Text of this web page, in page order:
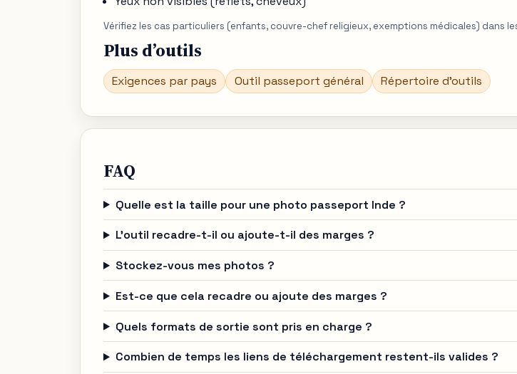
Vérifiez les cas particuliers (enfants, couvre-chef religieux, exemptions médicales) dans
Plus d’outils
Exigences par pays Outil passeport général Répertoire d’outils
FAQ
Quelle est la taille pour une photo passeport Inde ?
L’outil recadre-t-il ou ajoute-t-il des marges ?
Stockez-vous mes photos ?
Est-ce que cela recadre ou ajoute des marges ?
Quels formats de sortie sont pris en charge ?
Combien de temps les liens de téléchargement restent-ils valides ?